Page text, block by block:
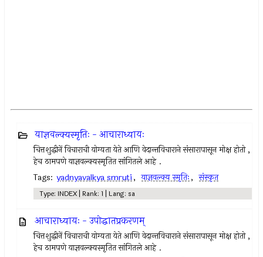
याज्ञवल्क्यस्मृतिः - आचाराध्यायः
चित्तशुद्धीनें विचाराची योग्यता येते आणि वेदान्तविचाराने संसारापासून मोक्ष होतो ,
हेच ठामपणे याज्ञवल्क्यस्मृतित सांगितले आहे .
Tags: yadnyavalkya smruti, याज्ञवल्क्य स्मृतिः, संस्कृत
Type: INDEX | Rank: 1 | Lang: sa
आचाराध्यायः - उपोद्धातप्रकरणम्
चित्तशुद्धीनें विचाराची योग्यता येते आणि वेदान्तविचाराने संसारापासून मोक्ष होतो ,
हेच ठामपणे याज्ञवल्क्यस्मृतित सांगितले आहे .